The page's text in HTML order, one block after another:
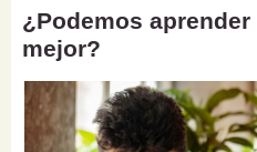
¿Podemos
mejor?